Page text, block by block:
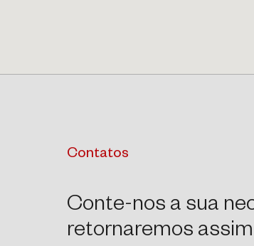
Contatos
Conte-nos a sua
retornaremos